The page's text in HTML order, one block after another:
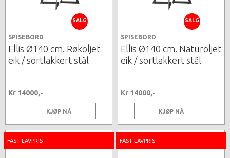
SALG
SPISEBORD
Ellis Ø140 cm. Røkoljet
eik / sortlakkert stål
Kr 14000,-
KJØP NÅ
SALG
SPISEBORD
Ellis Ø140 cm. Naturoljet
eik / sortlakkert stål
Kr 14000,-
KJØP NÅ
FAST LAVPRIS FAST LAVPRIS